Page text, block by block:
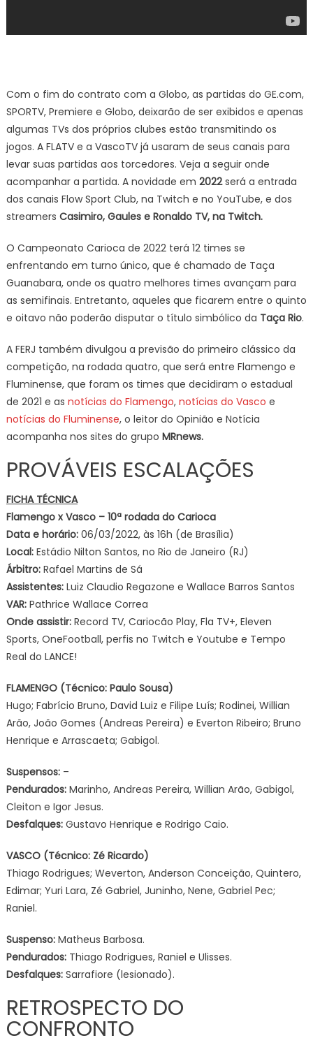
Com o fim do contrato com a Globo, as partidas do GE.com,
SPORTV, Premiere e Globo, deixarão de ser exibidos e apenas
algumas TVs dos próprios clubes estão transmitindo os
jogos. A FLATV e a VascoTV já usaram de seus canais para
levar suas partidas aos torcedores. Veja a seguir onde
acompanhar a partida. A novidade em 2022será a entrada
dos canais Flow Sport Club, na Twitch e no YouTube, e dos
streamers Casimiro, Gaules e Ronaldo TV, na Twitch.
O Campeonato Carioca de 2022 terá 12 times se
enfrentando em turno único, que é chamado de Taça
Guanabara, onde os quatro melhores times avançam para
as semifinais. Entretanto, aqueles que ficarem entre o quinto
e oitavo não poderão disputar o título simbólico da Taça Rio.
A FERJ também divulgou a previsão do primeiro clássico da
competição, na rodada quatro, que será entre Flamengo e
Fluminense, que foram os times que decidiram o estadual
de 2021 e as notícias do Flamengo, notícias do Vasco e
notícias do Fluminense, o leitor do Opinião e Notícia
acompanha nos sites do grupo MRnews.
PROVÁVEIS ESCALAÇÕES
FICHA TÉCNICA
Flamengo x Vasco – 10ª rodada do Carioca
Data e horário:06/03/2022, às 16h (de Brasília)
Local:Estádio Nilton Santos, no Rio de Janeiro (RJ)
Árbitro: Rafael Martins de Sá
Assistentes: Luiz Claudio Regazone e Wallace Barros Santos
VAR:Pathrice Wallace Correa
Onde assistir: Record TV, Cariocão Play, Fla TV+, Eleven
Sports, OneFootball, perfis no Twitch e Youtube e Tempo
Real do LANCE!
FLAMENGO (Técnico: Paulo Sousa)
Hugo; Fabrício Bruno, David Luiz e Filipe Luís; Rodinei, Willian
Arão, João Gomes (Andreas Pereira) e Everton Ribeiro; Bruno
Henrique e Arrascaeta; Gabigol.
Suspensos: –
​Pendurados: Marinho, Andreas Pereira, Willian Arão, Gabigol,
Cleiton e Igor Jesus.
​Desfalques: Gustavo Henrique e Rodrigo Caio.
VASCO (Técnico: Zé Ricardo)
Thiago Rodrigues; Weverton, Anderson Conceição, Quintero,
Edimar; Yuri Lara, Zé Gabriel, Juninho, Nene, Gabriel Pec;
Raniel.
Suspenso: Matheus Barbosa.
​Pendurados:Thiago Rodrigues, Raniel e Ulisses.
​Desfalques:Sarrafiore (lesionado).
RETROSPECTO DO
CONFRONTO